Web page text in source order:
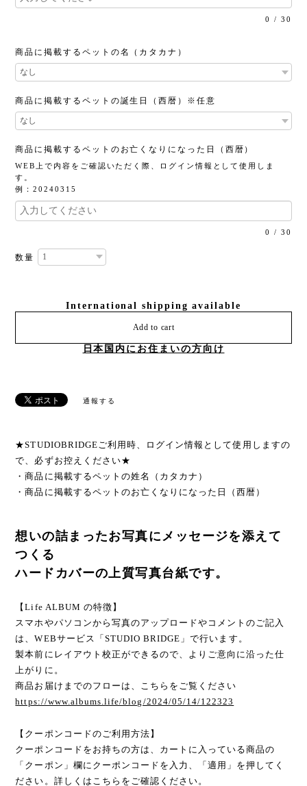
0 / 30
商品に掲載するペットの名（カタカナ）
商品に掲載するペットの誕生日（西暦）※任意
商品に掲載するペットのお亡くなりになった日（西暦）
WEB上で内容をご確認いただく際、ログイン情報として使用しま
す。
例：20240315
0 / 30
数量
International shipping available
Add to cart
日本国内にお住まいの方向け
通報する
★STUDIOBRIDGEご利用時、ログイン情報として使用しますの
で、必ずお控えください★
・商品に掲載するペットの姓名（カタカナ）
・商品に掲載するペットのお亡くなりになった日（西暦）
想いの詰まったお写真にメッセージを添えて
つくる
ハードカバーの上質写真台紙です。
【Life ALBUM の特徴】
スマホやパソコンから写真のアップロードやコメントのご記入
は、WEBサービス「STUDIO BRIDGE」で行います。
製本前にレイアウト校正ができるので、よりご意向に沿った仕
上がりに。
商品お届けまでのフローは、こちらをご覧ください
https://www.albums.life/blog/2024/05/14/122323
【クーポンコードのご利用方法】
クーポンコードをお持ちの方は、カートに入っている商品の
「クーポン」欄にクーポンコードを入力、「適用」を押してく
ださい。詳しくはこちらをご確認ください。